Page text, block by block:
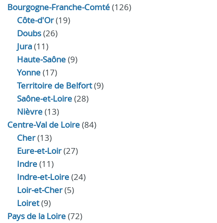
Bourgogne-Franche-Comté(126)
Côte-d'Or(19)
Doubs(26)
Jura(11)
Haute‑Saône(9)
Yonne(17)
Territoire de Belfort(9)
Saône-et-Loire(28)
Nièvre(13)
Centre-Val de Loire(84)
Cher(13)
Eure‑et‑Loir(27)
Indre(11)
Indre‑et‑Loire(24)
Loir‑et‑Cher(5)
Loiret(9)
Pays de la Loire(72)